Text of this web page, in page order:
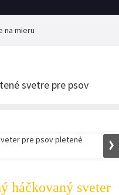
svetre pre psov
háčkovaný sveter